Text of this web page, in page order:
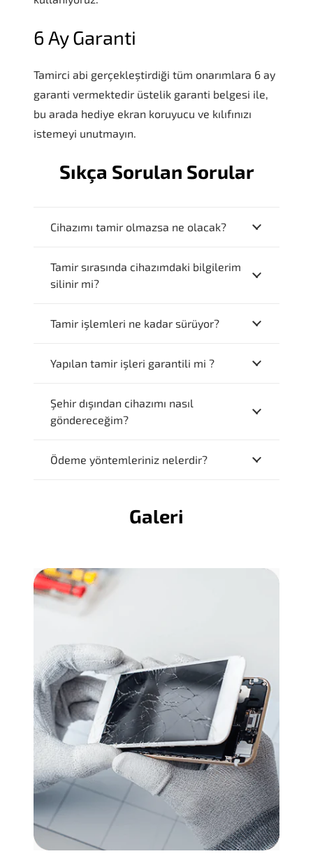
6 Ay Garanti
Tamirci abi gerçekleştirdiği tüm onarımlara 6 ay
garanti vermektedir üstelik garanti belgesi ile,
bu arada hediye ekran koruyucu ve kılıfınızı
istemeyi unutmayın.
Sıkça Sorulan Sorular
Cihazımı tamir olmazsa ne olacak?
Tamir sırasında cihazımdaki bilgilerim
silinir mi?
Tamir işlemleri ne kadar sürüyor?
Yapılan tamir işleri garantili mi ?
Şehir dışından cihazımı nasıl
göndereceğim?
Ödeme yöntemleriniz nelerdir?
Galeri